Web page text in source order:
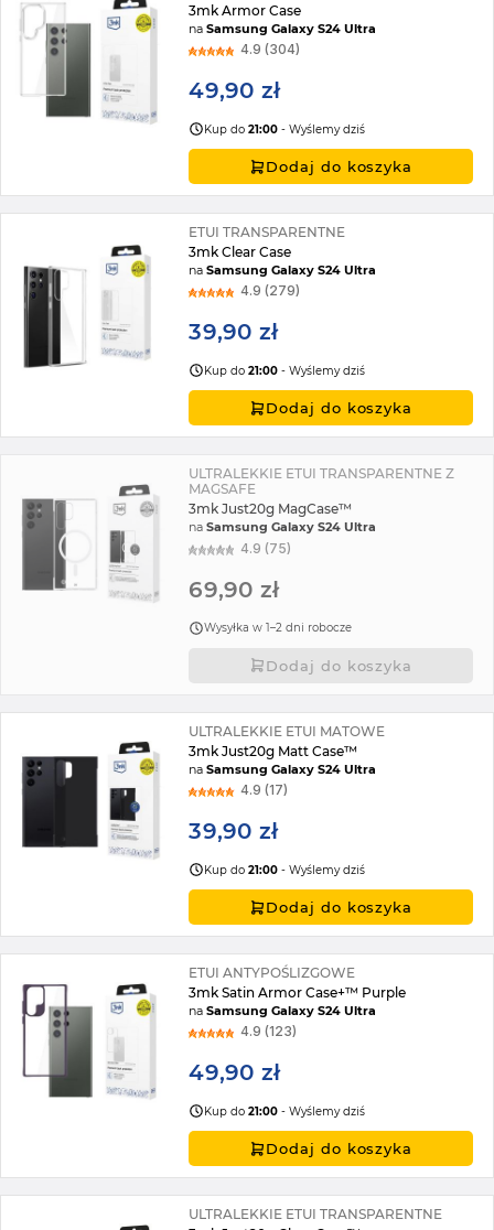
3mk Armor Case
naSamsung Galaxy S24 Ultra
4.9 (304)
49,90 zł
Kup do21:00 - Wyślemy dziś
Dodaj do koszyka
ETUI TRANSPARENTNE
3mk Clear Case
naSamsung Galaxy S24 Ultra
4.9 (279)
39,90 zł
Kup do21:00 - Wyślemy dziś
Dodaj do koszyka
ULTRALEKKIE ETUI TRANSPARENTNE Z
MAGSAFE
3mk Just20g MagCase™
naSamsung Galaxy S24 Ultra
4.9 (75)
69,90 zł
Wysyłka w 1–2 dni robocze
Dodaj do koszyka
ULTRALEKKIE ETUI MATOWE
3mk Just20g Matt Case™
naSamsung Galaxy S24 Ultra
4.9 (17)
39,90 zł
Kup do21:00 - Wyślemy dziś
Dodaj do koszyka
ETUI ANTYPOŚLIZGOWE
3mk Satin Armor Case+™ Purple
naSamsung Galaxy S24 Ultra
4.9 (123)
49,90 zł
Kup do21:00 - Wyślemy dziś
Dodaj do koszyka
ULTRALEKKIE ETUI TRANSPARENTNE